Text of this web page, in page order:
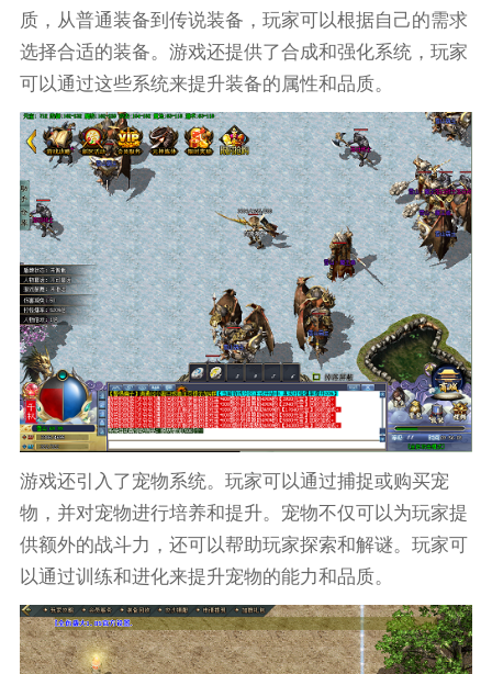
质，从普通装备到传说装备，玩家可以根据自己的需求
选择合适的装备。游戏还提供了合成和强化系统，玩家
可以通过这些系统来提升装备的属性和品质。
游戏还引入了宠物系统。玩家可以通过捕捉或购买宠
物，并对宠物进行培养和提升。宠物不仅可以为玩家提
供额外的战斗力，还可以帮助玩家探索和解谜。玩家可
以通过训练和进化来提升宠物的能力和品质。